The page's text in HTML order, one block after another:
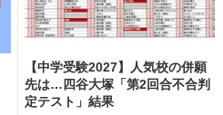
【中学受験2027】人気校の併願
先は…四谷大塚「第2回合不合判
定テスト」結果